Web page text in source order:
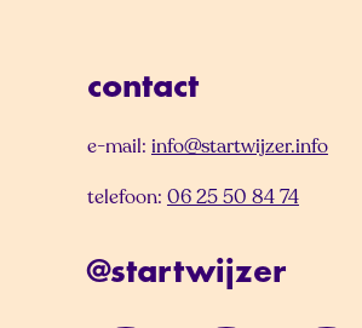
contact
e-mail: info@startwijzer.info
telefoon: 06 25 50 84 74
@startwijzer